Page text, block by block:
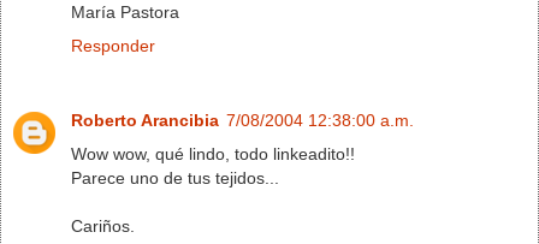
María Pastora
Responder
Roberto Arancibia 7/08/2004 12:38:00 a.m.
Wow wow, qué lindo, todo linkeadito!!
Parece uno de tus tejidos...
Cariños.